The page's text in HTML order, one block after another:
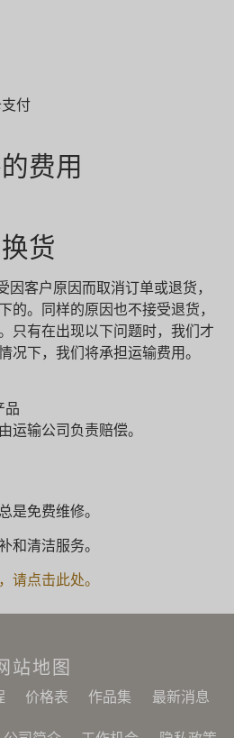
付
费用
货
客户原因而取消订单或退货，
的。同样的原因也不接受退货，
只有在出现以下问题时，我们才
况下，我们将承担运输费用。
品
运输公司负责赔偿。
是免费维修。
和清洁服务。
请点击此处。
站地图
价格表 作品集 最新消息